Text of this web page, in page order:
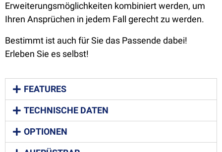
Erweiterungsmöglichkeiten kombiniert werden, um
Ihren Ansprüchen in jedem Fall gerecht zu werden.
Bestimmt ist auch für Sie das Passende dabei!
Erleben Sie es selbst!
FEATURES
TECHNISCHE DATEN
OPTIONEN